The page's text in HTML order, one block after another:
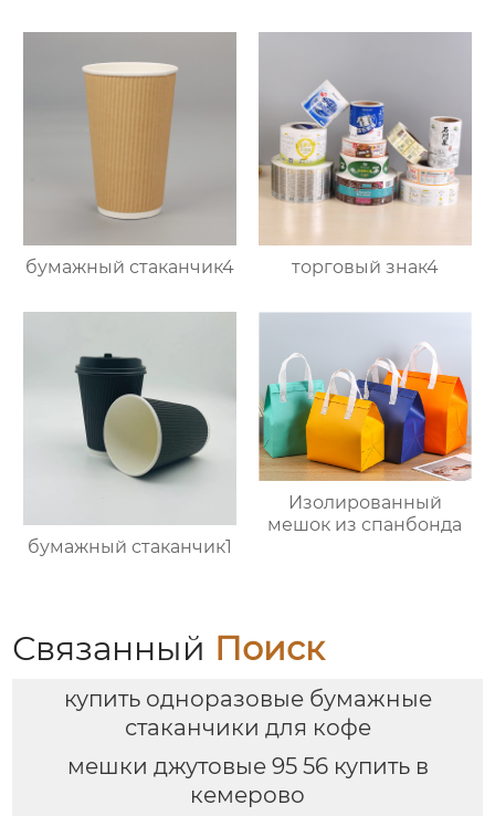
бумажный стаканчик4 торговый знак4
бумажный стаканчик1
Изолированный
мешок из спанбонда
Связанный Поиск
купить одноразовые бумажные
стаканчики для кофе
мешки джутовые 95 56 купить в
кемерово